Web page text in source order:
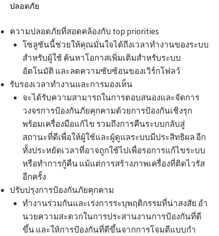
ปลอดภัย
ความปลอดภัยที่สอดคล้องกับ top priorities
โซลูชันนี้ช่วยให้คุณมั่นใจได้ถึงเวลาทํางานของระบบ
สําหรับผู้ใช้ ค้นหาโอกาสเพิ่มเติมสําหรับระบบ
อัตโนมัติ และลดความซับซ้อนของเวิร์กโฟลว์
รับรองเวลาทํางานและการมองเห็น
จะได้รับความสามารถในการตอบสนองและจัดการ
วงจรการป้องกันภัยคุกคามด้วยการป้องกันเชิงรุก
พร้อมเครื่องมือแก้ไข รวมถึงการคืนระบบกลับสู่
สถานะที่ดีเพื่อให้ผู้ใช้และผู้ดูแลระบบมีประสิทธิผล อีก
ทั้งประหยัดเวลาที่อาจถูกใช้ไปเพื่อรอการแก้ไขระบบ
หรือทําการกู้คืน แม้แต่การสร้างภาพเครื่องที่ติดไวรัส
อีกครั้ง
ปรับปรุงการป้องกันภัยคุกคาม
ทํางานร่วมกันและเร่งการระบุพฤติกรรมที่น่าสงสัย อํา
นวยความสะดวกในการประสานงานการป้องกันที่ดี
ขึ้น และให้การป้องกันที่ดีขึ้นจากการโจมตีแบบกํา